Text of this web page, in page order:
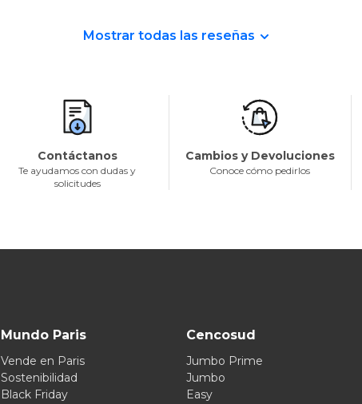
Mostrar todas las reseñas
Contáctanos
Te ayudamos con dudas y
solicitudes
Cambios y Devoluciones
Conoce cómo pedirlos
Mundo Paris
Vende en Paris
Sostenibilidad
Black Friday
Cencosud
Jumbo Prime
Jumbo
Easy